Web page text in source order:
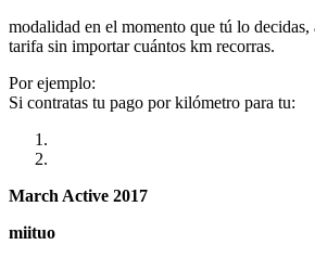
modalidad en el momento que tú lo decidas,
tarifa sin importar cuántos km recorras.
Por ejemplo:
Si contratas tu pago por kilómetro para tu:
March Active 2017
miituo